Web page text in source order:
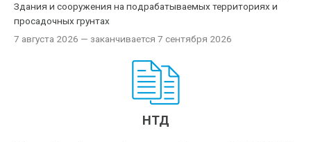
Здания и сооружения на подрабатываемых территориях и
просадочных грунтах
7 августа 2026 — заканчивается 7 сентября 2026
НТД